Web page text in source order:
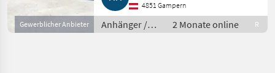
WÄHLEN
Landtechnik
1
Gewerblicher Anbieter
Dreiseiten-Kipper, Typenschein,
Sattelstützwinde, Bremse:
Drucklu
4851 Gampern
Anhänger /
Kipper
2 Monate online R